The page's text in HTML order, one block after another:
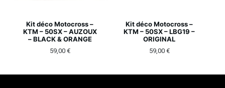
Kit déco Motocross –
KTM – 50SX – AUZOUX
– BLACK & ORANGE
59,00 €
Kit déco Motocross –
KTM – 50SX – LBG19 –
ORIGINAL
59,00 €